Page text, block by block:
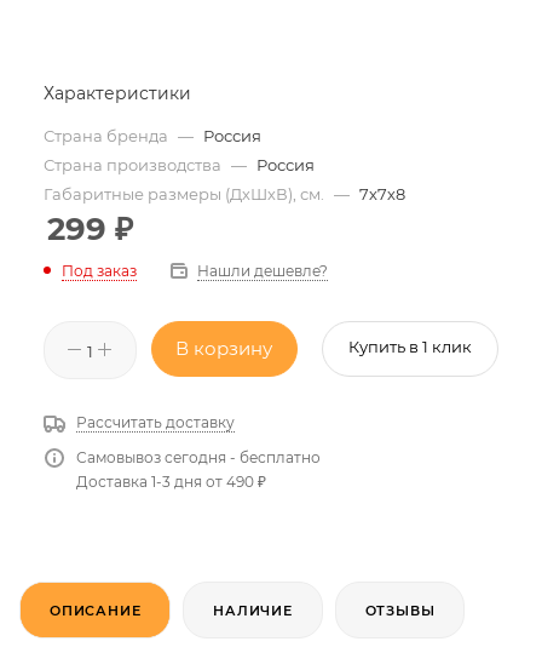
Характеристики
Страна бренда — Россия
Страна производства — Россия
Габаритные размеры (ДхШхВ), см.
— 7х7х8
299 ₽
Под заказ Нашли дешевле?
В корзину Купить в 1 клик
Рассчитать доставку
Самовывоз сегодня - бесплатно
Доставка 1-3 дня от 490 ₽
ОПИСАНИЕ НАЛИЧИЕ ОТЗЫВЫ